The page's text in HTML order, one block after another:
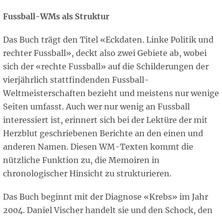
Fussball-WMs als Struktur
Das Buch trägt den Titel «Eckdaten. Linke Politik und
rechter Fussball», deckt also zwei Gebiete ab, wobei
sich der «rechte Fussball» auf die Schilderungen der
vierjährlich stattfindenden Fussball-
Weltmeisterschaften bezieht und meistens nur wenige
Seiten umfasst. Auch wer nur wenig an Fussball
interessiert ist, erinnert sich bei der Lektüre der mit
Herzblut geschriebenen Berichte an den einen und
anderen Namen. Diesen WM-Texten kommt die
nützliche Funktion zu, die Memoiren in
chronologischer Hinsicht zu strukturieren.
Das Buch beginnt mit der Diagnose «Krebs» im Jahr
2004. Daniel Vischer handelt sie und den Schock, den